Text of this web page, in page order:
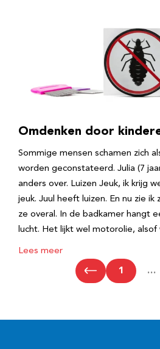
Omdenken door
Sommige mensen schamen zich
worden geconstateerd. Julia (7
anders over. Luizen Jeuk, ik krijg
jeuk. Juul heeft luizen. En nu zie ik
ze overal. In de badkamer hangt
lucht. Het lijkt wel motorolie,
Lees meer
1 …